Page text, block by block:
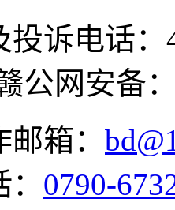
投诉电话：
公网安备
箱：
0790-